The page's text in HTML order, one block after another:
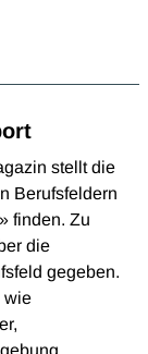
stellt die
Berufsfeldern
finden. Zu
die
gegeben.
wie